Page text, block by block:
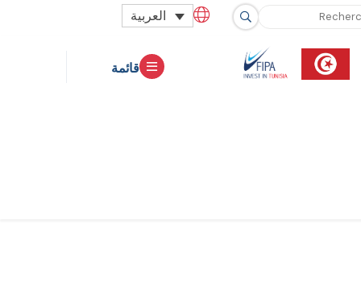
العربية
قائمة